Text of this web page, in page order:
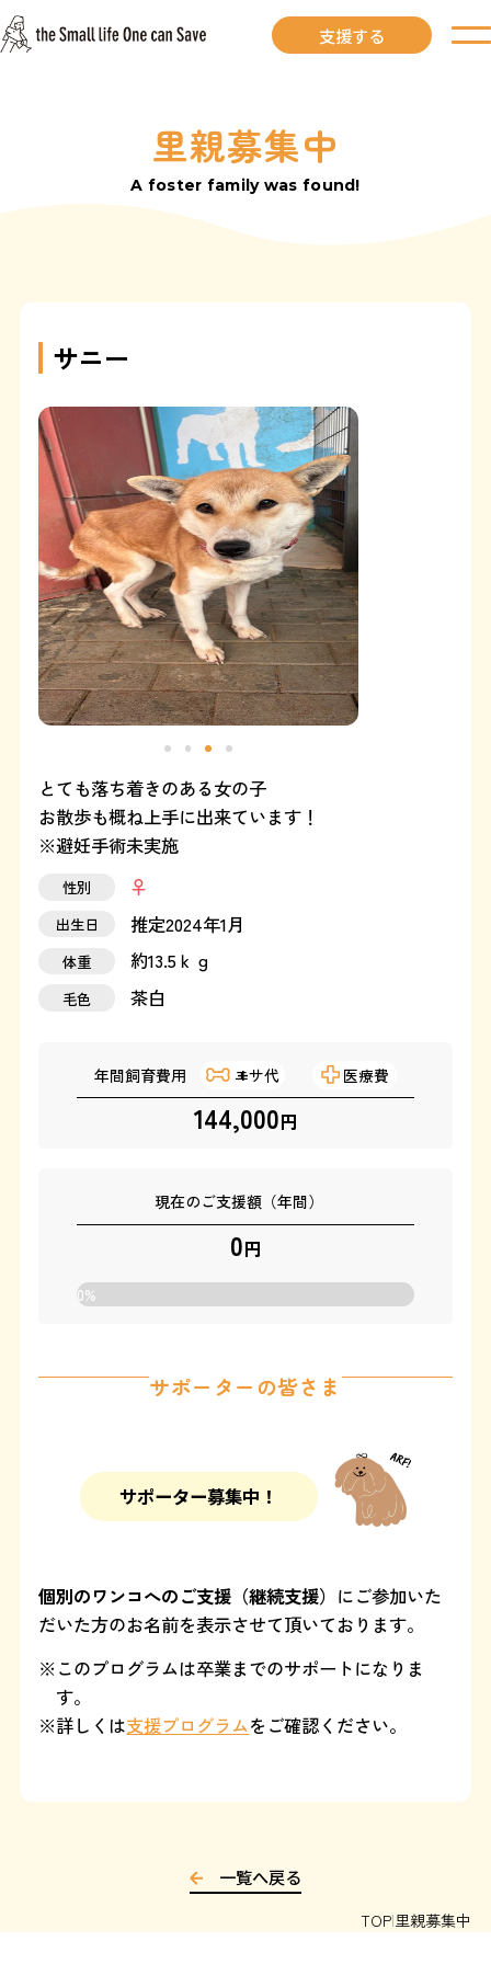
お知らせ
里親が見つかりました
よくある質問
SHOP
ブログ
協賛企業について
Copyright © Towa Nasu Resort Co. All Rights Reserved.
支援する
里親募集中
A foster family was found!
サニー
とても落ち着きのある女の子
お散歩も概ね上手に出来ています！
※避妊手術未実施
性別
出生日
推定2024年1月
体重 約13.5ｋｇ
毛色 茶白
年間飼育費用 エサ代 医療費
144,000円
現在のご支援額（年間）
0円
0%
サポーターの皆さま
サポーター募集中！
個別のワンコへのご支援（継続支援） にご参加いた
だいた方のお名前を表示させて頂いております。
このプログラムは卒業までのサポートになりま
す。
詳しくは支援プログラムをご確認ください。
一覧へ戻る
TOP 里親募集中